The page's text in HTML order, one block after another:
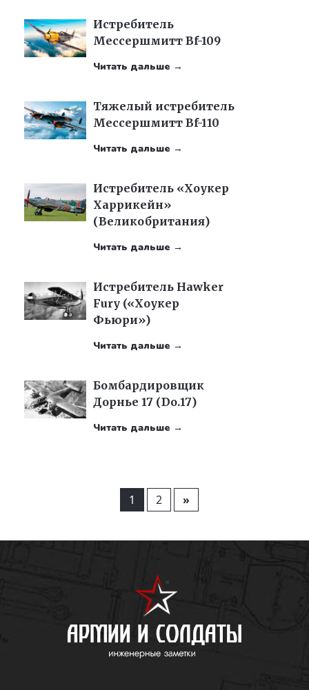
Истребитель
Мессершмитт Bf-109
Читать дальше →
Тяжелый истребитель
Мессершмитт Bf-110
Читать дальше →
Истребитель «Хоукер
Харрикейн»
(Великобритания)
Читать дальше →
Истребитель Hawker
Fury («Хоукер
Фьюри»)
Читать дальше →
Бомбардировщик
Дорнье 17 (Do.17)
Читать дальше →
1 2 »